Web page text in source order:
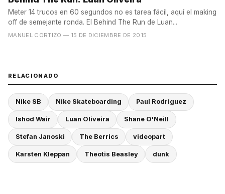
Meter 14 trucos en 60 segundos no es tarea fácil, aquí el making
off de semejante ronda. El Behind The Run de Luan...
MANUEL CORTIZO — 15 DE DICIEMBRE DE 2015
RELACIONADO
Nike SB Nike Skateboarding Paul Rodriguez
Ishod Wair Luan Oliveira Shane O'Neill
Stefan Janoski The Berrics videopart
Karsten Kleppan Theotis Beasley dunk